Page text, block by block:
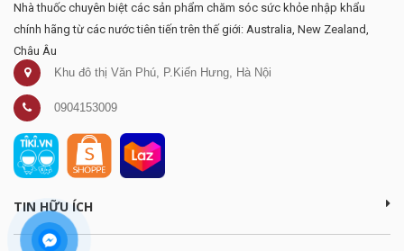
Nhà thuốc chuyên biệt các sản phẩm chăm sóc sức khỏe nhập khẩu
chính hãng từ các nước tiên tiến trên thế giới: Australia, New Zealand,
Châu Âu
Khu đô thị Văn Phú, P.Kiến Hưng, Hà Nội
0904153009
TIN HỮU ÍCH